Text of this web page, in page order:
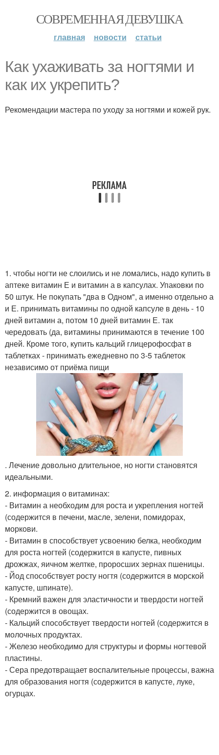
СОВРЕМЕННАЯ ДЕВУШКА
главная новости статьи
Как ухаживать за ногтями и
как их укрепить?
Рекомендации мастера по уходу за ногтями и кожей рук.
1. чтобы ногти не слоились и не ломались, надо купить в
аптеке витамин Е и витамин а в капсулах. Упаковки по
50 штук. Не покупать "два в Одном", а именно отдельно а
и Е. принимать витамины по одной капсуле в день - 10
дней витамин а, потом 10 дней витамин Е. так
чередовать (да, витамины принимаются в течение 100
дней. Кроме того, купить кальций глицерофосфат в
таблетках - принимать ежедневно по 3-5 таблеток
независимо от приёма пищи
. Лечение довольно длительное, но ногти становятся
идеальными.
2. информация о витаминах:
- Витамин а необходим для роста и укрепления ногтей
(содержится в печени, масле, зелени, помидорах,
моркови.
- Витамин в способствует усвоению белка, необходим
для роста ногтей (содержится в капусте, пивных
дрожжах, яичном желтке, проросших зернах пшеницы.
- Йод способствует росту ногтя (содержится в морской
капусте, шпинате).
- Кремний важен для эластичности и твердости ногтей
(содержится в овощах.
- Кальций способствует твердости ногтей (содержится в
молочных продуктах.
- Железо необходимо для структуры и формы ногтевой
пластины.
- Сера предотвращает воспалительные процессы, важна
для образования ногтя (содержится в капусте, луке,
огурцах.